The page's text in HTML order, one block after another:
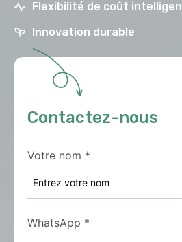
Flexibilité de coût
Innovation durable
Contactez-nous
Votre nom *
WhatsApp *